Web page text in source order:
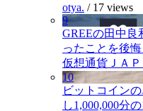
otya. / 17 views
9
GREEの田中良
ったことを後悔
仮想通貨ＪＡ
10
ビットコイン
し1,000,000分